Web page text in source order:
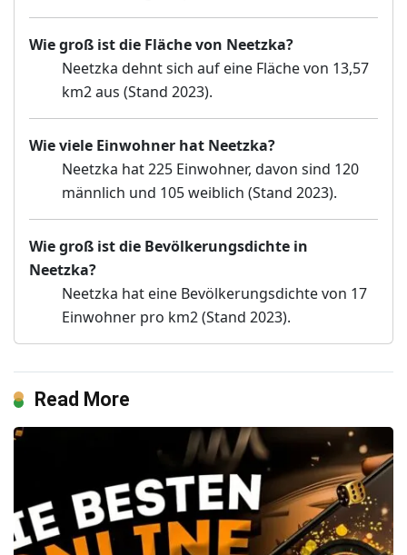
Wie groß ist die Fläche von Neetzka?
Neetzka dehnt sich auf eine Fläche von 13,57
km2 aus (Stand 2023).
Wie viele Einwohner hat Neetzka?
Neetzka hat 225 Einwohner, davon sind 120
männlich und 105 weiblich (Stand 2023).
Wie groß ist die Bevölkerungsdichte in
Neetzka?
Neetzka hat eine Bevölkerungsdichte von 17
Einwohner pro km2 (Stand 2023).
Read More